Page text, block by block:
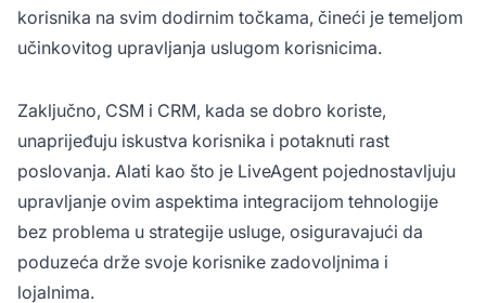
korisnika na svim dodirnim točkama, čineći je temeljom
učinkovitog upravljanja uslugom korisnicima.
Zaključno, CSM i CRM, kada se dobro koriste,
unaprijeđuju iskustva korisnika i potaknuti rast
poslovanja. Alati kao što je LiveAgent pojednostavljuju
upravljanje ovim aspektima integracijom tehnologije
bez problema u strategije usluge, osiguravajući da
poduzeća drže svoje korisnike zadovoljnima i
lojalnima.